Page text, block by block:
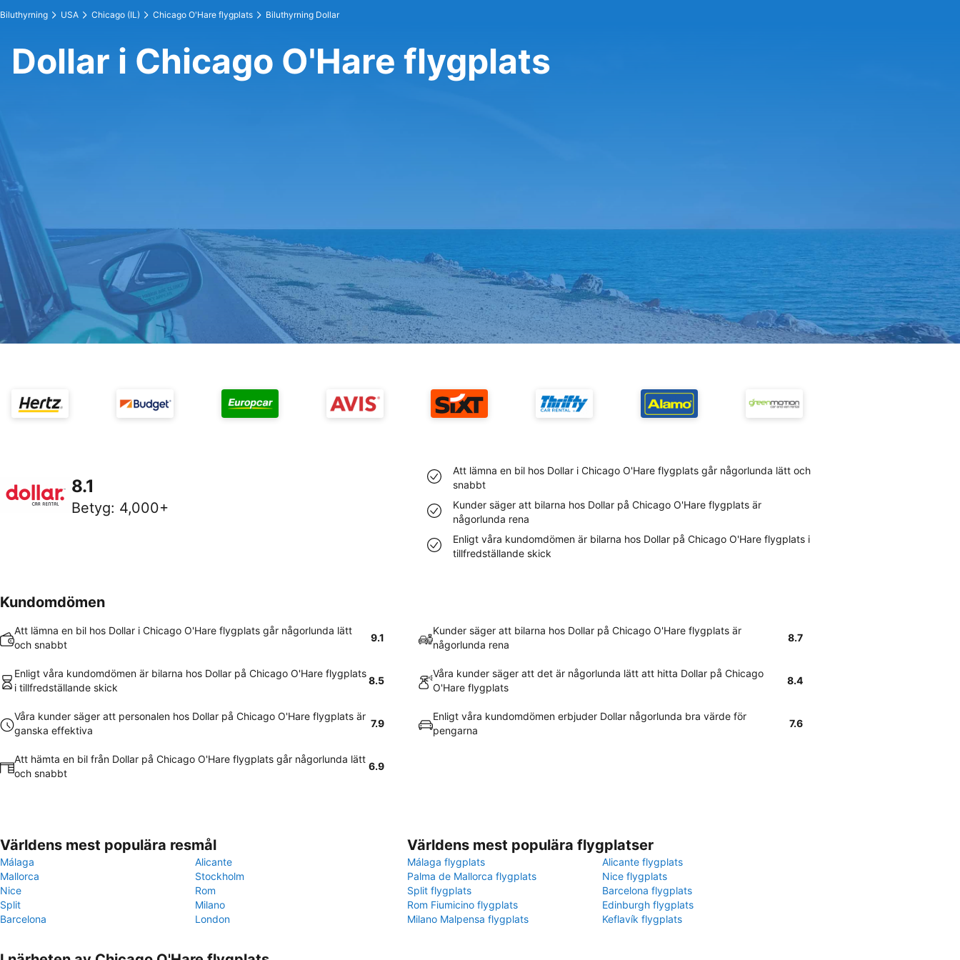
Biluthyrning USA Chicago (IL) Chicago O'Hare flygplats Biluthyrning Dollar
Dollar i Chicago O'Hare flygplats
8.1
Betyg: 4,000+
Att lämna en bil hos Dollar i Chicago O'Hare flygplats går någorlunda lätt och
snabbt
Kunder säger att bilarna hos Dollar på Chicago O'Hare flygplats är
någorlunda rena
Enligt våra kundomdömen är bilarna hos Dollar på Chicago O'Hare flygplats i
tillfredställande skick
Kundomdömen
Att lämna en bil hos Dollar i Chicago O'Hare flygplats går någorlunda lätt
och snabbt
9.1
Kunder säger att bilarna hos Dollar på Chicago O'Hare flygplats är
någorlunda rena
8.7
Enligt våra kundomdömen är bilarna hos Dollar på Chicago O'Hare flygplats
i tillfredställande skick
8.5
Våra kunder säger att det är någorlunda lätt att hitta Dollar på Chicago
O'Hare flygplats
8.4
Våra kunder säger att personalen hos Dollar på Chicago O'Hare flygplats är
ganska effektiva
7.9
Enligt våra kundomdömen erbjuder Dollar någorlunda bra värde för
pengarna
7.6
Att hämta en bil från Dollar på Chicago O'Hare flygplats går någorlunda lätt
och snabbt
6.9
Världens mest populära resmål
Málaga
Alicante
Mallorca
Stockholm
Nice
Rom
Split
Milano
Barcelona
London
Världens mest populära flygplatser
Málaga flygplats
Alicante flygplats
Palma de Mallorca flygplats
Nice flygplats
Split flygplats
Barcelona flygplats
Rom Fiumicino flygplats
Edinburgh flygplats
Milano Malpensa flygplats
Keflavík flygplats